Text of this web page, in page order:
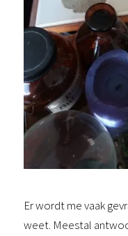
Er wordt me vaak
weet. Meestal